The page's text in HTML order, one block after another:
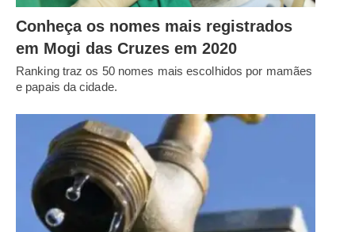
Conheça os nomes mais registrados
em Mogi das Cruzes em 2020
Ranking traz os 50 nomes mais escolhidos por mamães
e papais da cidade.